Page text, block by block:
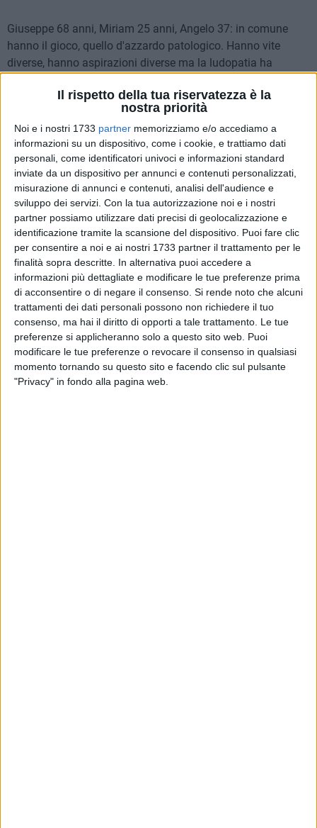
Il rispetto della tua riservatezza è la
nostra priorità
Noi e i nostri 1733 partner memorizziamo e/o accediamo a
informazioni su un dispositivo, come i cookie, e trattiamo dati
personali, come identificatori univoci e informazioni standard
inviate da un dispositivo per annunci e contenuti personalizzati,
misurazione di annunci e contenuti, analisi dell'audience e
sviluppo dei servizi. Con la tua autorizzazione noi e i nostri
partner possiamo utilizzare dati precisi di geolocalizzazione e
identificazione tramite la scansione del dispositivo. Puoi fare clic
per consentire a noi e ai nostri 1733 partner il trattamento per le
finalità sopra descritte. In alternativa puoi accedere a
informazioni più dettagliate e modificare le tue preferenze prima
di acconsentire o di negare il consenso. Si rende noto che alcuni
trattamenti dei dati personali possono non richiedere il tuo
consenso, ma hai il diritto di opporti a tale trattamento. Le tue
preferenze si applicheranno solo a questo sito web. Puoi
modificare le tue preferenze o revocare il consenso in qualsiasi
momento tornando su questo sito e facendo clic sul pulsante
"Privacy" in fondo alla pagina web.
Giuseppe 68 anni, Miriam 25 anni, Angelo 37: in comune
hanno il gioco, quello d'azzardo patologico. Hanno vite
diverse, hanno aspirazioni diverse ma la ludopatia ha
fermare la corsa e rivolgersi al GAP, il servizio per il contrasto
al Gioco d'Azzardo Patologico del Dipartimento delle
Dipendenze Patologiche della Asl Bt diretto dal dottor
Gianfranco Mansi.
"Vincere facile" è uno short movie con la regia di Alessandro
Piva in cui le vite e le storie di Giuseppe, Miriam e Angelo
prendono vita nell'interpretazione dell'autore e attore Michele
Santeramo. Loro, insieme ad altri utenti del servizio GAP
della Asl Bt, hanno partecipato a un laboratorio di scrittura
creativa con lo stesso Michele Santeramo: si sono
raccontati, si sono messi in discussione, hanno condiviso
difficoltà paure e aspirazioni. A Santeramo e Piva il compito
di dare loro voce in un cortometraggio che ha come obiettivo
la condivisione, perché il gioco patologico, che ne siamo
consapevoli o meno, riguarda tutti noi.
Il servizio GAP della Asl Bt garantisce la presa in carico del